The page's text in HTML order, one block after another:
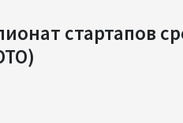
стартапов